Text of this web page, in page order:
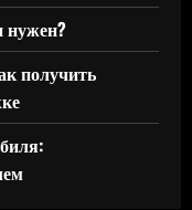
нужен?
получить